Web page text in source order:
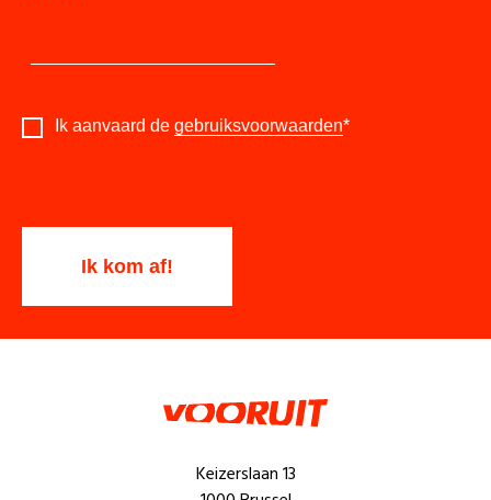
Ik aanvaard de gebruiksvoorwaarden*
Keizerslaan 13